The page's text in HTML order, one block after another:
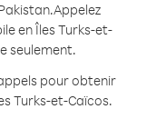
Appelez
en Îles Turks-et-
seulement.
pour obtenir
Turks-et-Caïcos.